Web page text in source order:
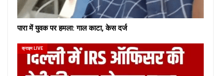
पारा में युवक पर हमला: गाल काटा, केस दर्ज
क्राइम LIVE